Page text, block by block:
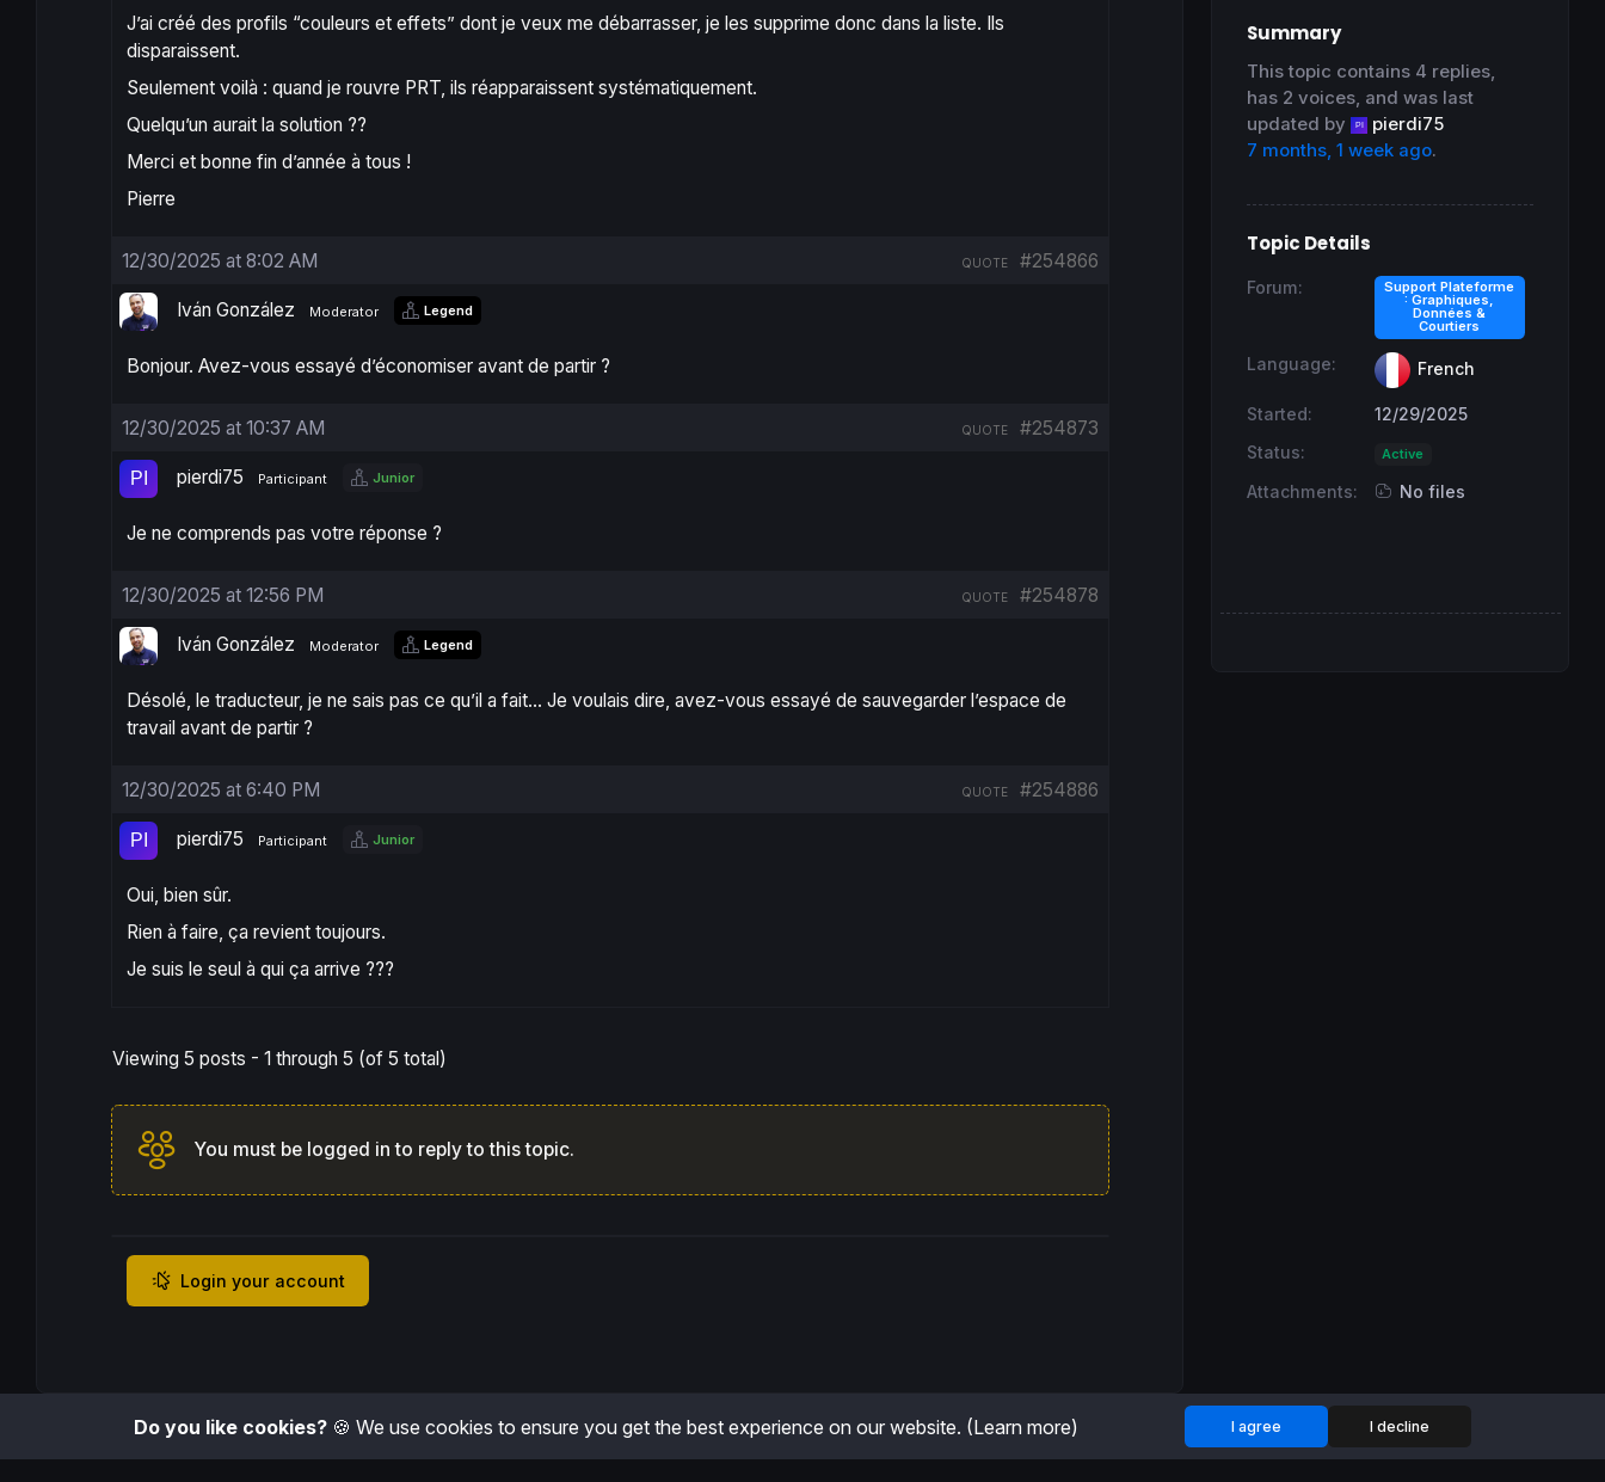
J’ai créé des profils “couleurs et effets” dont je veux me débarrasser, je les supprime donc dans la liste. Ils
disparaissent.
Seulement voilà : quand je rouvre PRT, ils réapparaissent systématiquement.
Quelqu’un aurait la solution ??
Merci et bonne fin d’année à tous !
Pierre
12/30/2025 at 8:02 AM #254866
QUOTE
Iván González Moderator Legend
Bonjour. Avez-vous essayé d’économiser avant de partir ?
12/30/2025 at 10:37 AM #254873
QUOTE
pierdi75 Participant Junior
Je ne comprends pas votre réponse ?
12/30/2025 at 12:56 PM #254878
QUOTE
Iván González Moderator Legend
Désolé, le traducteur, je ne sais pas ce qu’il a fait… Je voulais dire, avez-vous essayé de sauvegarder l’espace de
travail avant de partir ?
12/30/2025 at 6:40 PM #254886
QUOTE
pierdi75 Participant Junior
Oui, bien sûr.
Rien à faire, ça revient toujours.
Je suis le seul à qui ça arrive ???
Viewing 5 posts - 1 through 5 (of 5 total)
You must be logged in to reply to this topic.
Login your account
Summary
This topic contains 4 replies,
has 2 voices, and was last
updated by
pierdi75
7 months, 1 week ago.
Topic Details
Forum: Support Plateforme
: Graphiques,
Données &
Courtiers
Language: French
Started:
12/29/2025
Status:
Active
Attachments: No files
Do you like cookies?🍪 We use cookies to ensure you get the best experience on our website. (Learn more) I agree I decline